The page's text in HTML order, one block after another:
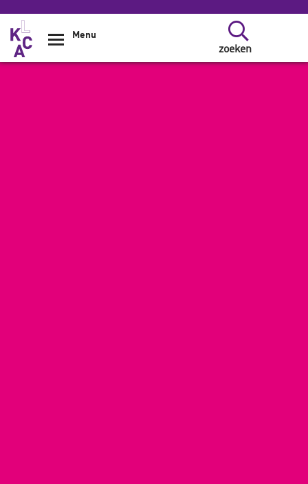
Overslaan en naar de inhoud gaan
zoeken
Menu